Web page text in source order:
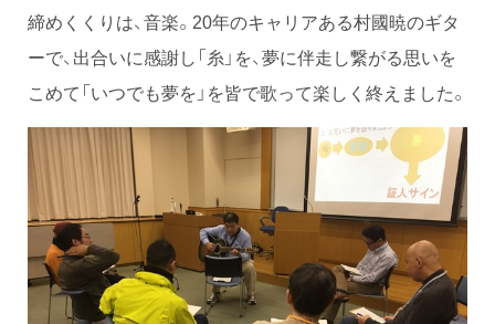
締めくくりは、音楽。20年のキャリアある村國暁のギタ
ーで、出合いに感謝し「糸」を、夢に伴走し繋がる思いを
こめて「いつでも夢を」を皆で歌って楽しく終えました。